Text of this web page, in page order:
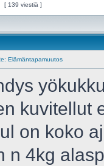
[ 139 viestiä ]
Elämäntapamuutos
kuvitellut
on koko
n 4kg